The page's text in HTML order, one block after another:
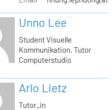
Unno Lee
Student Visuelle
Kommunikation, Tutor
Computerstudio
Arlo Lietz
Tutor_in